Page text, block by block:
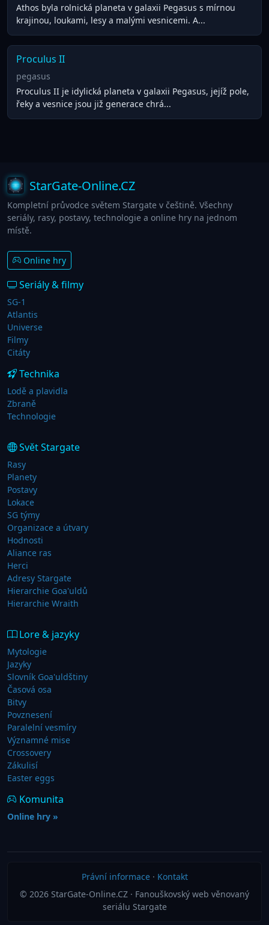
Athos byla rolnická planeta v galaxii Pegasus s mírnou
krajinou, loukami, lesy a malými vesnicemi. A...
Proculus II
pegasus
Proculus II je idylická planeta v galaxii Pegasus, jejíž pole,
řeky a vesnice jsou již generace chrá...
StarGate-Online.CZ
Kompletní průvodce světem Stargate v češtině. Všechny
seriály, rasy, postavy, technologie a online hry na jednom
místě.
Online hry
Seriály & filmy
SG-1
Atlantis
Universe
Filmy
Citáty
Technika
Lodě a plavidla
Zbraně
Technologie
Svět Stargate
Rasy
Planety
Postavy
Lokace
SG týmy
Organizace a útvary
Hodnosti
Aliance ras
Herci
Adresy Stargate
Hierarchie Goa'uldů
Hierarchie Wraith
Lore & jazyky
Mytologie
Jazyky
Slovník Goa'uldštiny
Časová osa
Bitvy
Povznesení
Paralelní vesmíry
Významné mise
Crossovery
Zákulisí
Easter eggs
Komunita
Online hry »
Právní informace· Kontakt
© 2026 StarGate-Online.CZ · Fanouškovský web věnovaný
seriálu Stargate